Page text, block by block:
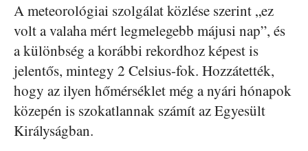
A meteorológiai szolgálat közlése szerint „ez
volt a valaha mért legmelegebb májusi nap”, és
a különbség a korábbi rekordhoz képest is
jelentős, mintegy 2 Celsius-fok. Hozzátették,
hogy az ilyen hőmérséklet még a nyári hónapok
közepén is szokatlannak számít az Egyesült
Királyságban.